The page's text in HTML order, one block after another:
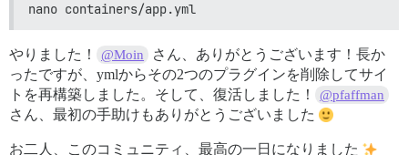
nano containers/app.yml
やりました！ @Moin
さん、ありがとうございます！長か
ったですが、ymlからその2つのプラグインを削除してサイ
トを再構築しました。そして、復活しました！
@pfaffman
さん、最初の手助けもありがとうございました
お二人、このコミュニティ、最高の一日になりました